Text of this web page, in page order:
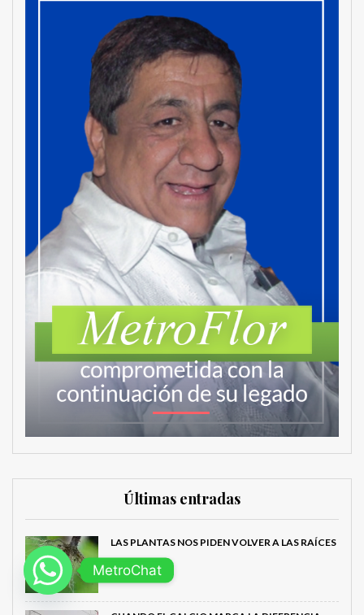
Últimas entradas
LAS PLANTAS NOS PIDEN VOLVER A LAS RAÍCES
MetroChat